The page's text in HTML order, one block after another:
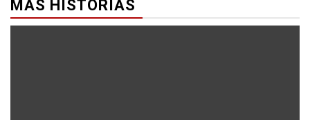
MÁS HISTORIAS